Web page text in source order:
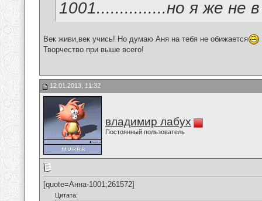
1001...............но я же не
Век живи,век учись! Но думаю Аня на тебя не обижается
Творчество при выше всего!
12.01.2013, 11:32
владимир лабух
Постоянный пользователь
[quote=Анна-1001;261572]
Цитата: